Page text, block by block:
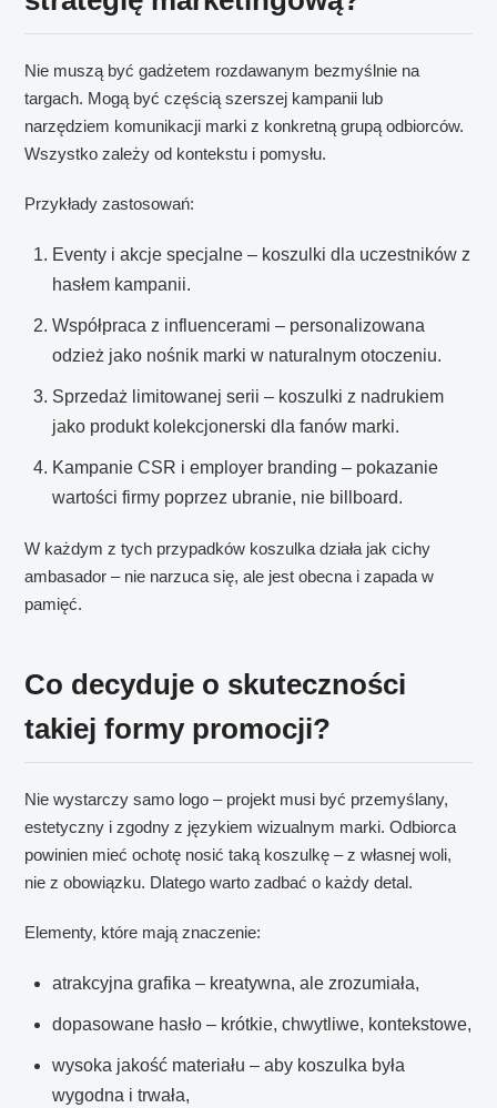
Nie muszą być gadżetem rozdawanym bezmyślnie na
targach. Mogą być częścią szerszej kampanii lub
narzędziem komunikacji marki z konkretną grupą odbiorców.
Wszystko zależy od kontekstu i pomysłu.
Przykłady zastosowań:
Eventy i akcje specjalne – koszulki dla uczestników z
hasłem kampanii.
Współpraca z influencerami – personalizowana
odzież jako nośnik marki w naturalnym otoczeniu.
Sprzedaż limitowanej serii – koszulki z nadrukiem
jako produkt kolekcjonerski dla fanów marki.
Kampanie CSR i employer branding – pokazanie
wartości firmy poprzez ubranie, nie billboard.
W każdym z tych przypadków koszulka działa jak cichy
ambasador – nie narzuca się, ale jest obecna i zapada w
pamięć.
Co decyduje o skuteczności
takiej formy promocji?
Nie wystarczy samo logo – projekt musi być przemyślany,
estetyczny i zgodny z językiem wizualnym marki. Odbiorca
powinien mieć ochotę nosić taką koszulkę – z własnej woli,
nie z obowiązku. Dlatego warto zadbać o każdy detal.
Elementy, które mają znaczenie:
atrakcyjna grafika – kreatywna, ale zrozumiała,
dopasowane hasło – krótkie, chwytliwe, kontekstowe,
wysoka jakość materiału – aby koszulka była
wygodna i trwała,